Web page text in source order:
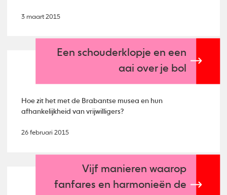
3 maart 2015
Een schouderklopje en een
aai over je bol
Hoe zit het met de Brabantse musea en hun
afhankelijkheid van vrijwilligers?
26 februari 2015
Vijf manieren waarop
fanfares en harmonieën de